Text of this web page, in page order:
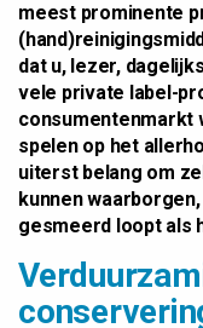
meest prominente
dat u, lezer,
vele private label-
consumentenmarkt
spelen op het
uiterst belang om
kunnen
gesmeerd loopt als